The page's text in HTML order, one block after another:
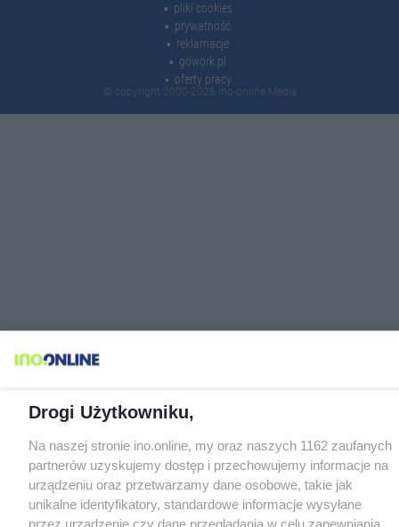
pliki cookies
prywatność
reklamacje
gowork.pl
oferty pracy
© copyright 2000-2026 Ino-online Media
Drogi Użytkowniku,
Na naszej stronie ino.online, my oraz naszych 1162 zaufanych
partnerów uzyskujemy dostęp i przechowujemy informacje na
urządzeniu oraz przetwarzamy dane osobowe, takie jak
unikalne identyfikatory, standardowe informacje wysyłane
przez urządzenie czy dane przeglądania w celu zapewniania